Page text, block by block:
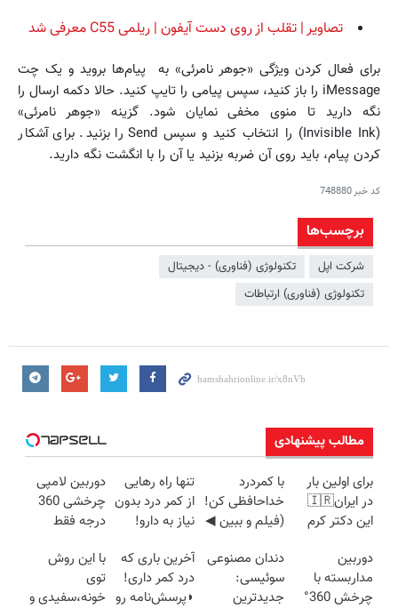
تصاویر | تقلب از روی دست آیفون | ریلمی C55 معرفی شد
برای فعال کردن ویژگی «جوهر نامرئی» به پیام‌ها بروید و یک چت
iMessage را باز کنید، سپس پیامی را تایپ کنید. حالا دکمه ارسال را
نگه دارید تا منوی مخفی نمایان شود. گزینه «جوهر نامرئی»
(Invisible Ink) را انتخاب کنید و سپس Send را بزنید. برای آشکار
کردن پیام، باید روی آن ضربه بزنید یا آن را با انگشت نگه دارید.
کد خبر748880
برچسب‌ها
شرکت اپل
تکنولوژی (فناوری) - دیجیتال
تکنولوژی (فناوری) ارتباطات
مطالب پیشنهادی
برای اولین بار
در ایران🇮🇷
این دکتر کرم
روزه ساخت!
با کمردرد
خداحافظی کن!
(فیلم و ببین ◀
پرکن)
تنها راه رهایی
از کمر درد بدون
نیاز به دارو!
دوربین لامپی
چرخشی 360
درجه فقط
🔥 پرداخت
درب منزل
دوربین
مداربسته با
چرخش 360°
دندان مصنوعی
سوئیسی:
جدیدترین
آخرین باری که
درد کمر داری!
◗پرسش‌نامه رو
با این روش
توی
خونه،سفیدی و